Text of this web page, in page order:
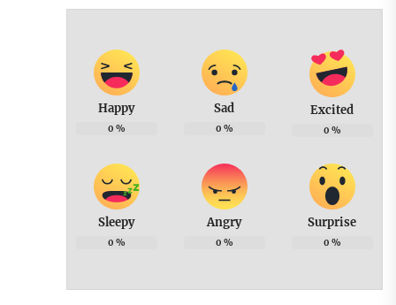
Happy
0 %
Sad
0 %
Excited
0 %
Sleepy
0 %
Angry
0 %
Surprise
0 %